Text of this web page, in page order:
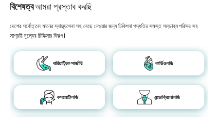
বিশেষত্বআমরা প্রস্তাব করছি
দেশের সর্বোত্তম মানের স্বাস্থ্যসেবা সহ বেছে নেওয়ার জন্য চিকিৎসা পদ্ধতির সমস্ত সম্ভাব্য পরিসর সহ
সাশ্রয়ী মূল্যের চিকিত্সার বিকল্প।
বারিয়াট্রিক সার্জারি কার্ডিওলজি
কসমেটোলজি এন্ডোক্রিনোলজি